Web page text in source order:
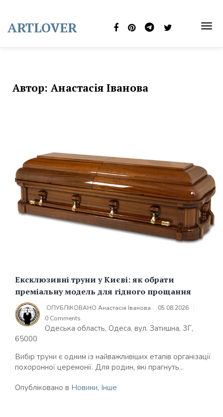
content
ARTLOVER
Автор:Анастасія Іванова
Ексклюзивні труни у Києві: як обрати
преміальну модель для гідного прощання
ОПУБЛІКОВАНО Анастасія Іванова
05.08.2026
0 Comments
Одеська область, Одеса, вул. Затишна, 3Г,
65000
Вибір труни є одним із найважливіших етапів організації
похоронної церемонії. Для родин, які прагнуть...
Опубліковано в Новини, Інше